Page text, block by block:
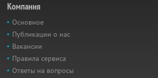
Компания
Основное
Публикации о нас
Вакансии
Правила сервиса
Ответы на вопросы